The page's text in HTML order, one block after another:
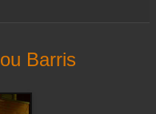
Barris